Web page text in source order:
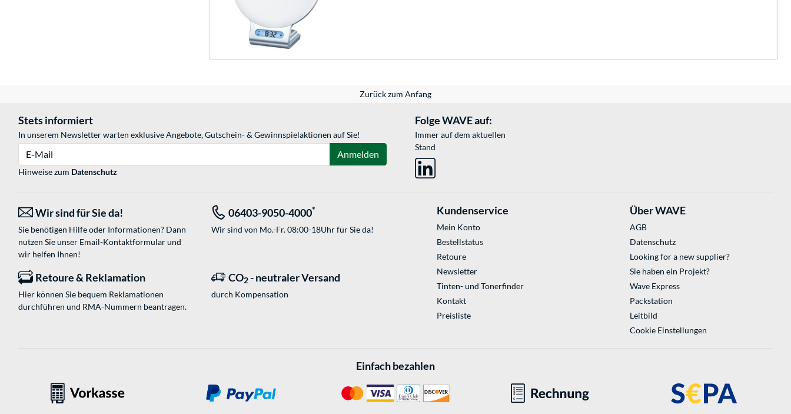
Zurück zum Anfang
Stets informiert
In unserem Newsletter warten exklusive Angebote, Gutschein- & Gewinnspielaktionen auf Sie!
Anmelden
Hinweise zum Datenschutz
Folge WAVE auf:
Immer auf dem aktuellen
Stand
Wir sind für Sie da!
Sie benötigen Hilfe oder Informationen? Dann
nutzen Sie unser Email-Kontaktformularund
wir helfen Ihnen!
06403-9050-4000*
Wir sind von Mo.-Fr. 08:00-18Uhr für Sie da!
Retoure & Reklamation
Hier können Sie bequem Reklamationen
durchführen und RMA-Nummern beantragen.
CO2 - neutraler Versand
durch Kompensation
Kundenservice
Mein Konto
Bestellstatus
Retoure
Newsletter
Tinten- und Tonerfinder
Kontakt
Preisliste
Über WAVE
AGB
Datenschutz
Looking for a new supplier?
Sie haben ein Projekt?
Wave Express
Packstation
Leitbild
Cookie Einstellungen
Einfach bezahlen